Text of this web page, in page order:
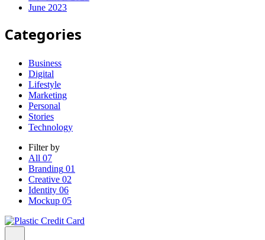
June 2023
Categories
Business
Digital
Lifestyle
Marketing
Personal
Stories
Technology
Filter by
All 07
Branding 01
Creative 02
Identity 06
Mockup 05